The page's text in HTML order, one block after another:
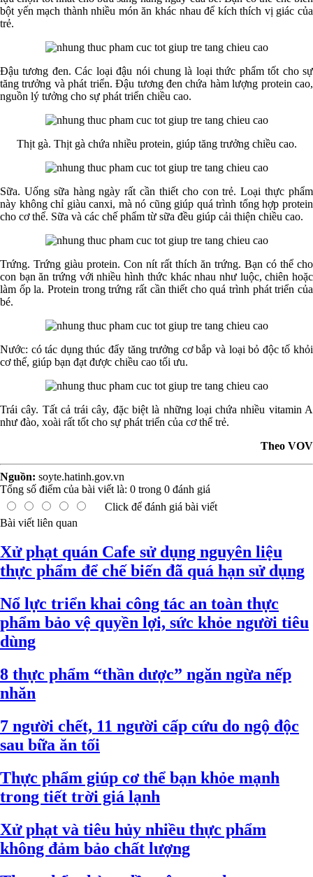
bột yến mạch thành nhiều món ăn khác nhau để kích thích vị giác của
trẻ.
Đậu tương đen. Các loại đậu nói chung là loại thức phẩm tốt cho sự
tăng trưởng và phát triển. Đậu tương đen chứa hàm lượng protein cao,
nguồn lý tưởng cho sự phát triển chiều cao.
Thịt gà. Thịt gà chứa nhiều protein, giúp tăng trưởng chiều cao.
Sữa. Uống sữa hàng ngày rất cần thiết cho con trẻ. Loại thực phẩm
này không chỉ giàu canxi, mà nó cũng giúp quá trình tổng hợp protein
cho cơ thể. Sữa và các chế phẩm từ sữa đều giúp cải thiện chiều cao.
Trứng. Trứng giàu protein. Con nít rất thích ăn trứng. Bạn có thể cho
con bạn ăn trứng với nhiều hình thức khác nhau như luộc, chiên hoặc
làm ốp la. Protein trong trứng rất cần thiết cho quá trình phát triển của
bé.
Nước: có tác dụng thúc đẩy tăng trưởng cơ bắp và loại bỏ độc tố khỏi
cơ thể, giúp bạn đạt được chiều cao tối ưu.
Trái cây. Tất cả trái cây, đặc biệt là những loại chứa nhiều vitamin A
như đào, xoài rất tốt cho sự phát triển của cơ thể trẻ.
Theo VOV
Nguồn: soyte.hatinh.gov.vn
Tổng số điểm của bài viết là: 0 trong 0 đánh giá
Click để đánh giá bài viết
Bài viết liên quan
Xử phạt quán Cafe sử dụng nguyên liệu
thực phẩm để chế biến đã quá hạn sử dụng
Nổ lực triển khai công tác an toàn thực
phẩm bảo vệ quyền lợi, sức khỏe người tiêu
dùng
8 thực phẩm “thần dược” ngăn ngừa nếp
nhăn
7 người chết, 11 người cấp cứu do ngộ độc
sau bữa ăn tối
Thực phẩm giúp cơ thể bạn khỏe mạnh
trong tiết trời giá lạnh
Xử phạt và tiêu hủy nhiều thực phẩm
không đảm bảo chất lượng